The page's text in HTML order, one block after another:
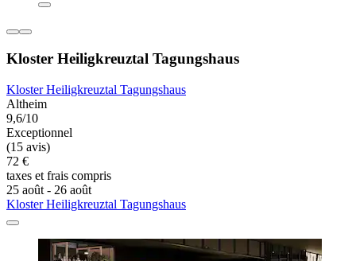
Kloster Heiligkreuztal Tagungshaus
Kloster Heiligkreuztal Tagungshaus
Altheim
9,6/10
Exceptionnel
(15 avis)
72 €
taxes et frais compris
25 août - 26 août
Kloster Heiligkreuztal Tagungshaus